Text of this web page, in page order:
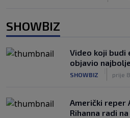
SHOWBIZ
Video koji budi
objavio
SHOWBIZ prije
Američki reper
Rihanna radi